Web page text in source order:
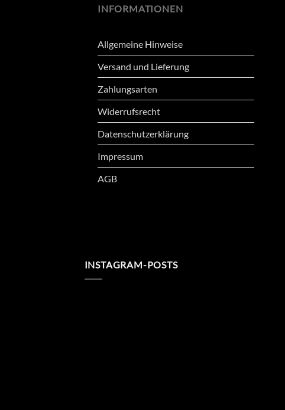
INFORMATIONEN
Allgemeine Hinweise
Versand und Lieferung
Zahlungsarten
Widerrufsrecht
Datenschutzerklärung
Impressum
AGB
INSTAGRAM-POSTS